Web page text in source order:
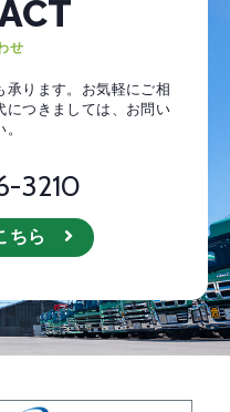
せ
承ります。お気軽にご相
につきましては、お問い
3210
ちら